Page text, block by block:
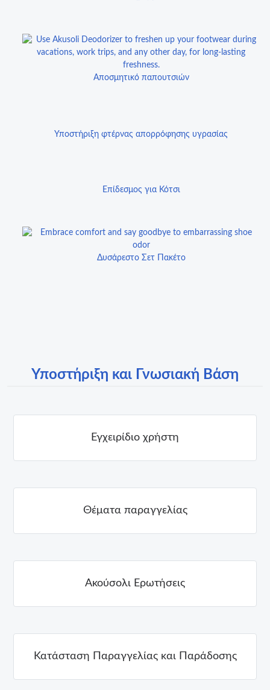
Αποσμητικό παπουτσιών
Υποστήριξη φτέρνας απορρόφησης υγρασίας
Επίδεσμος για Κότσι
Δυσάρεστο Σετ Πακέτο
Υποστήριξη και Γνωσιακή Βάση
Εγχειρίδιο χρήστη
Θέματα παραγγελίας
Ακούσολι Ερωτήσεις
Κατάσταση Παραγγελίας και Παράδοσης